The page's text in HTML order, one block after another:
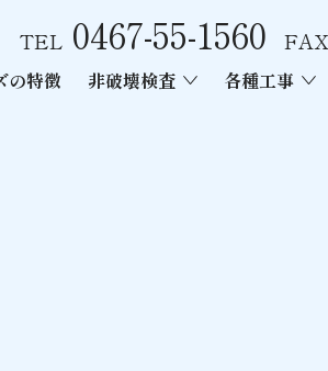
TEL 0467-55-1560 FAX
の特徴 非破壊検査 各種工事